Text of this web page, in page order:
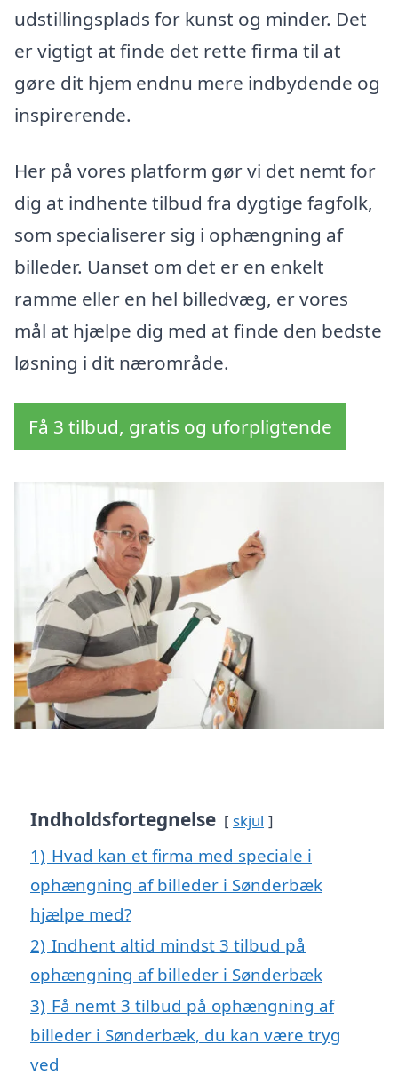
udstillingsplads for kunst og minder. Det
er vigtigt at finde det rette firma til at
gøre dit hjem endnu mere indbydende og
inspirerende.
Her på vores platform gør vi det nemt for
dig at indhente tilbud fra dygtige fagfolk,
som specialiserer sig i ophængning af
billeder. Uanset om det er en enkelt
ramme eller en hel billedvæg, er vores
mål at hjælpe dig med at finde den bedste
løsning i dit nærområde.
Få 3 tilbud, gratis og uforpligtende
Indholdsfortegnelse skjul
1) Hvad kan et firma med speciale i
ophængning af billeder i Sønderbæk
hjælpe med?
2) Indhent altid mindst 3 tilbud på
ophængning af billeder i Sønderbæk
3) Få nemt 3 tilbud på ophængning af
billeder i Sønderbæk, du kan være tryg
ved